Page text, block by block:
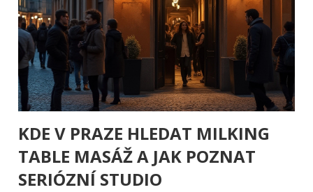
KDE V PRAZE HLEDAT MILKING
TABLE MASÁŽ A JAK POZNAT
SERIÓZNÍ STUDIO